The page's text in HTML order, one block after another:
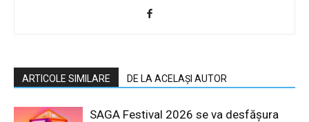
ARTICOLE SIMILARE DE LA ACELAȘI AUTOR
SAGA Festival 2026 se va desfășura